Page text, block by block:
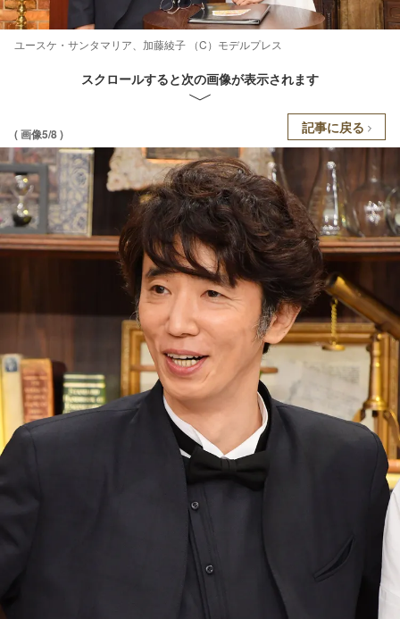
ユースケ・サンタマリア、加藤綾子 （C）モデルプレス
スクロールすると次の画像が表示されます
( 画像5/8 ) 記事に戻る